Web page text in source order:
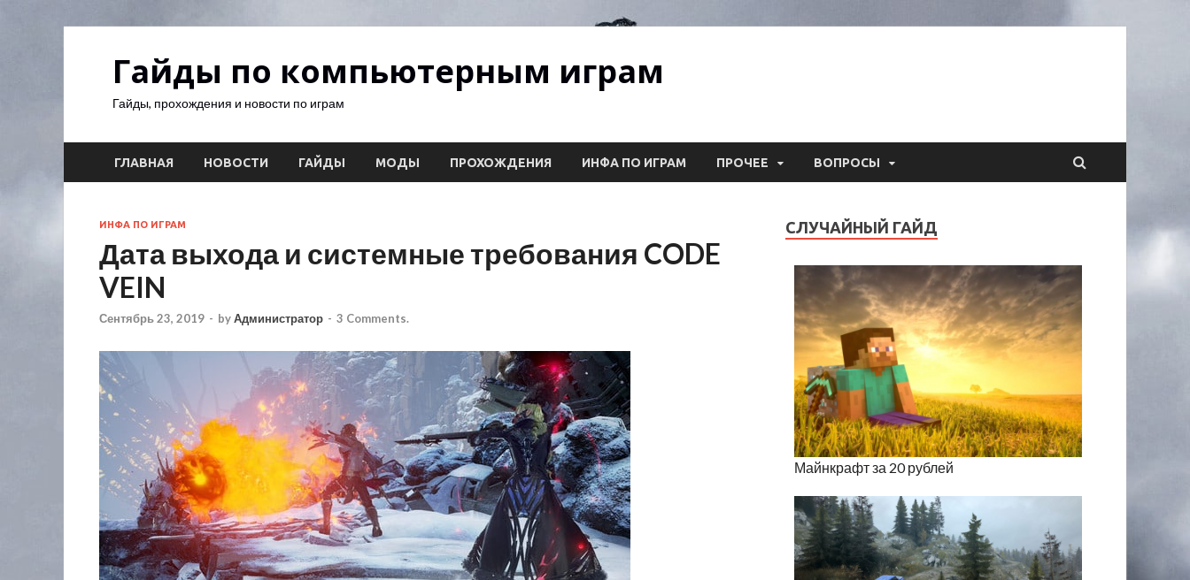
Гайды по компьютерным играм
Гайды, прохождения и новости по играм
ГЛАВНАЯ НОВОСТИ ГАЙДЫ МОДЫ ПРОХОЖДЕНИЯ ИНФА ПО ИГРАМ ПРОЧЕЕ ВОПРОСЫ
ИНФА ПО ИГРАМ
Дата выхода и системные требования CODE
VEIN
Сентябрь 23, 2019 - byАдминистратор - 3 Comments.
СЛУЧАЙНЫЙ ГАЙД
Майнкрафт за 20 рублей